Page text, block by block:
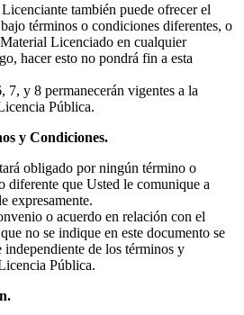
también puede ofrecer el
términos o condiciones diferentes, o
Licenciado en cualquier
hacer esto no pondrá fin a esta
7, y 8 permanecerán vigentes a la
Pública.
y Condiciones.
obligado por ningún término o
diferente que Usted le comunique a
expresamente.
o acuerdo en relación con el
no se indique en este documento se
independiente de los términos y
Pública.